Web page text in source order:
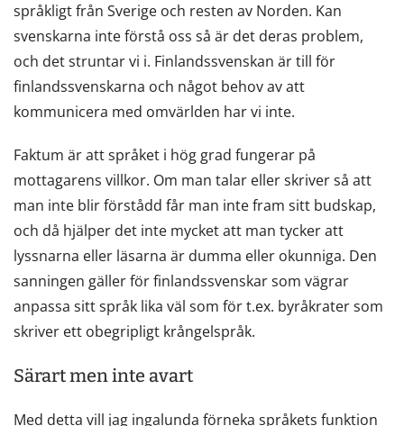
språkligt från Sverige och resten av Norden. Kan
svenskarna inte förstå oss så är det deras problem,
och det struntar vi i. Finlandssvenskan är till för
finlandssvenskarna och något behov av att
kommunicera med omvärlden har vi inte.
Faktum är att språket i hög grad fungerar på
mottagarens villkor. Om man talar eller skriver så att
man inte blir förstådd får man inte fram sitt budskap,
och då hjälper det inte mycket att man tycker att
lyssnarna eller läsarna är dumma eller okunniga. Den
sanningen gäller för finlandssvenskar som vägrar
anpassa sitt språk lika väl som för t.ex. byråkrater som
skriver ett obegripligt krångelspråk.
Särart men inte avart
Med detta vill jag ingalunda förneka språkets funktion